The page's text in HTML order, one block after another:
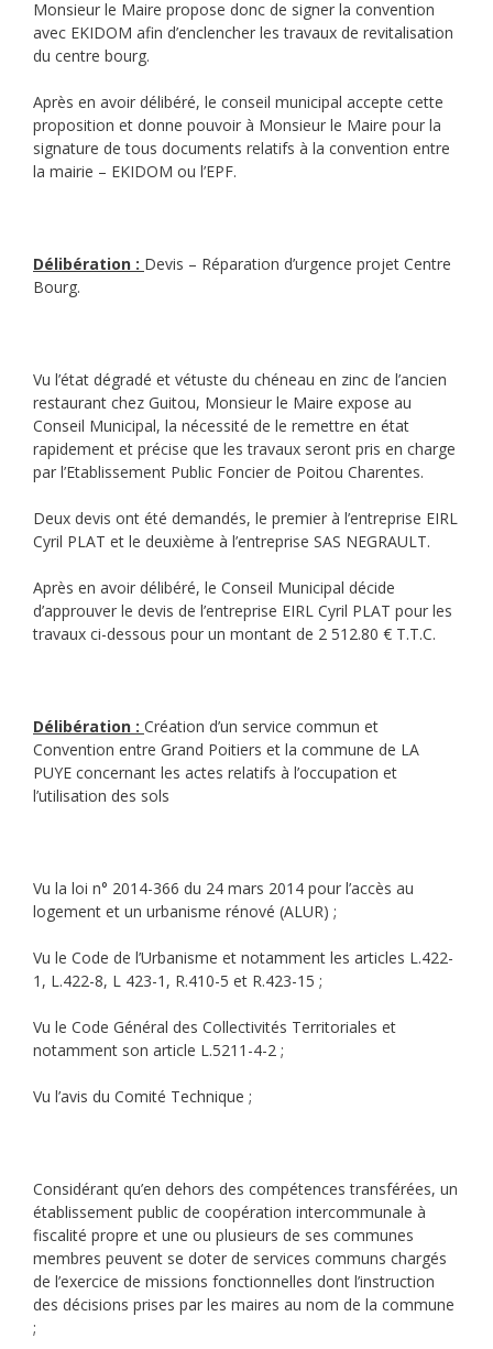
Monsieur le Maire propose donc de signer la convention
avec EKIDOM afin d’enclencher les travaux de revitalisation
du centre bourg.
Après en avoir délibéré, le conseil municipal accepte cette
proposition et donne pouvoir à Monsieur le Maire pour la
signature de tous documents relatifs à la convention entre
la mairie – EKIDOM ou l’EPF.
Délibération : Devis – Réparation d’urgence projet Centre
Bourg.
Vu l’état dégradé et vétuste du chéneau en zinc de l’ancien
restaurant chez Guitou, Monsieur le Maire expose au
Conseil Municipal, la nécessité de le remettre en état
rapidement et précise que les travaux seront pris en charge
par l’Etablissement Public Foncier de Poitou Charentes.
Deux devis ont été demandés, le premier à l’entreprise EIRL
Cyril PLAT et le deuxième à l’entreprise SAS NEGRAULT.
Après en avoir délibéré, le Conseil Municipal décide
d’approuver le devis de l’entreprise EIRL Cyril PLAT pour les
travaux ci-dessous pour un montant de 2 512.80 € T.T.C.
Délibération : Création d’un service commun et
Convention entre Grand Poitiers et la commune de LA
PUYE concernant les actes relatifs à l’occupation et
l’utilisation des sols
Vu la loi n° 2014-366 du 24 mars 2014 pour l’accès au
logement et un urbanisme rénové (ALUR) ;
Vu le Code de l’Urbanisme et notamment les articles L.422-
1, L.422-8, L 423-1, R.410-5 et R.423-15 ;
Vu le Code Général des Collectivités Territoriales et
notamment son article L.5211-4-2 ;
Vu l’avis du Comité Technique ;
Considérant qu’en dehors des compétences transférées, un
établissement public de coopération intercommunale à
fiscalité propre et une ou plusieurs de ses communes
membres peuvent se doter de services communs chargés
de l’exercice de missions fonctionnelles dont l’instruction
des décisions prises par les maires au nom de la commune
;